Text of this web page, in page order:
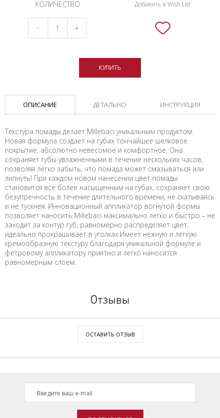
КОЛИЧЕСТВО
- +
КУПИТЬ
Добавить в Wish List
ОПИСАНИЕ ДЕТАЛЬНО ИНСТРУКЦИЯ
Текстура помады делает Millebaci уникальным продуктом.
Новая формула создает на губах тончайшее шелковое
покрытие, абсолютно невесомое и комфортное. Она
сохраняет губы увлажненными в течение нескольких часов,
позволяя легко забыть, что помада может смазываться или
липнуть! При каждом новом нанесении цвет помады
становится все более насыщенным на губах, сохраняет свою
безупречность в течение длительного времени, не скатываясь
и не тускнея. Инновационный аппликатор вогнутой формы
позволяет наносить Millebaci максимально легко и быстро – не
заходит за контур губ, равномерно распределяет цвет,
идеально прокрашивает в уголках.Имеет нежную и легкую
кремообразную текстуру благодаря уникальной формуле и
фетровому аппликатору приятно и легко наносится
равномерным слоем.
Отзывы
ОСТАВИТЬ ОТЗЫВ